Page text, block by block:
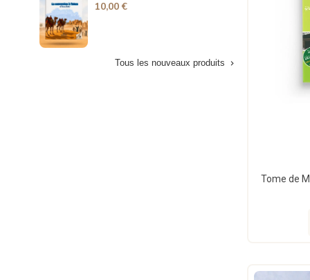
10,00 €
Tous les nouveaux produits 